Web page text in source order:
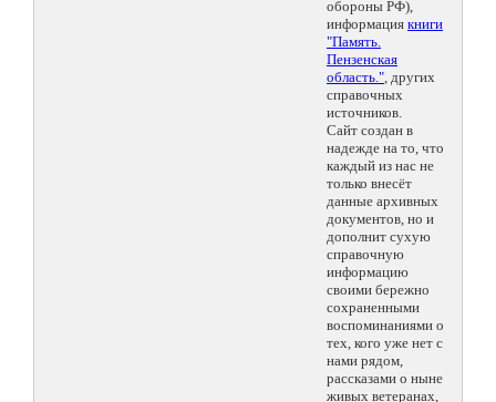
обороны РФ),
информация книги
"Память.
Пензенская
область.", других
справочных
источников.
Сайт создан в
надежде на то, что
каждый из нас не
только внесёт
данные архивных
документов, но и
дополнит сухую
справочную
информацию
своими бережно
сохраненными
воспоминаниями о
тех, кого уже нет с
нами рядом,
рассказами о ныне
живых ветеранах,